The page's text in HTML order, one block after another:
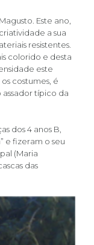
Este ano,
a sua
resistentes.
colorido e desta
este
costumes, é
típico da
dos 4 anos B,
e fizeram o seu
(Maria
das